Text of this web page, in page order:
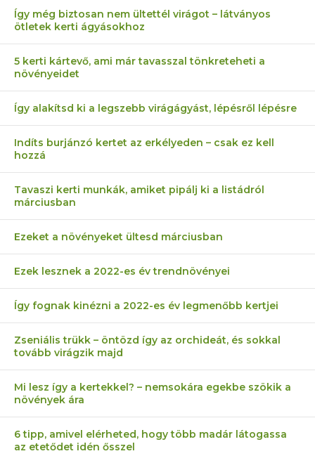
Így még biztosan nem ültettél virágot – látványos
ötletek kerti ágyásokhoz
5 kerti kártevő, ami már tavasszal tönkreteheti a
növényeidet
Így alakítsd ki a legszebb virágágyást, lépésről lépésre
Indíts burjánzó kertet az erkélyeden – csak ez kell
hozzá
Tavaszi kerti munkák, amiket pipálj ki a listádról
márciusban
Ezeket a növényeket ültesd márciusban
Ezek lesznek a 2022-es év trendnövényei
Így fognak kinézni a 2022-es év legmenőbb kertjei
Zseniális trükk – öntözd így az orchideát, és sokkal
tovább virágzik majd
Mi lesz így a kertekkel? – nemsokára egekbe szökik a
növények ára
6 tipp, amivel elérheted, hogy több madár látogassa
az etetődet idén ősszel